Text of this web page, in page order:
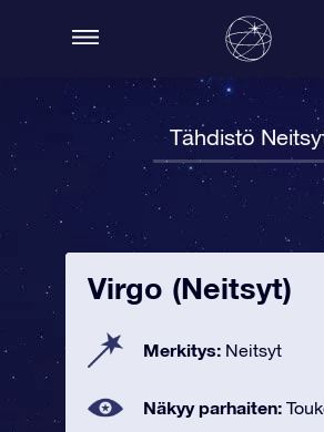
Tähdistö
Virgo (Neitsyt)
Merkitys: Neitsyt
Näkyy parhaiten: